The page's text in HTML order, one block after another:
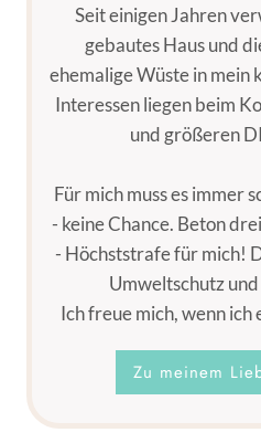
TRICKS
FÜR
AEROGARDEN,
HYDROPONIK
UND
Seit einigen Jahren
gebautes Haus und
ehemalige Wüste in mein
Interessen liegen beim
und größeren
Für mich muss es immer
- keine Chance. Beton
- Höchststrafe für mich!
Umweltschutz
Ich freue mich, wenn ich
Zu meinem